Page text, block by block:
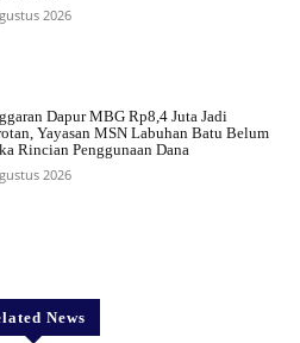
2026
Dapur MBG Rp8,4 Juta Jadi
Yayasan MSN Labuhan Batu Belum
Rincian Penggunaan Dana
2026
News